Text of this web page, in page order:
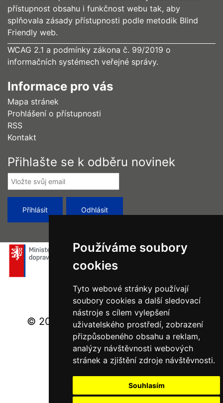
Používáme soubory
cookies
Tyto webové stránky používají
soubory cookies a další sledovací
nástroje s cílem vylepšení
uživatelského prostředí, zobrazení
přizpůsobeného obsahu a reklam,
analýzy návštěvnosti webových
stránek a zjištění zdroje návštěvnosti.
Souhlasím
přístupnost obsahu i funkčnost webu tak, aby
splňovala zásady přístupnosti podle metodik Blind
Friendly web.
WCAG 2.1 a podmínky zákona č. 99/2019 o
informačních systémech veřejné správy.
Informace pro vás
Mapa stránek
Prohlášení o přístupnosti
RSS
Kontakt
Přihlašte se k odběru novinek
© 2026 Ministerstvo dopravy - Všechna
práva vyhrazena.